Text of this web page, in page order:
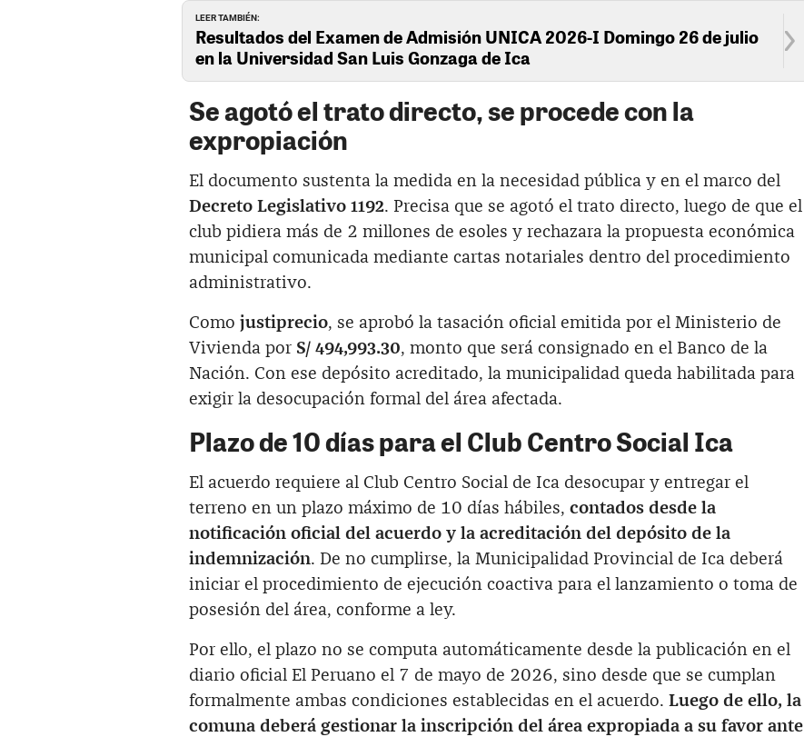
LEER TAMBIÉN:
Resultados del Examen de Admisión UNICA 2026-I Domingo 26 de julio
en la Universidad San Luis Gonzaga de Ica
Se agotó el trato directo, se procede con la
expropiación
El documento sustenta la medida en la necesidad pública y en el marco del
Decreto Legislativo 1192. Precisa que se agotó el trato directo, luego de que el
club pidiera más de 2 millones de esoles y rechazara la propuesta económica
municipal comunicada mediante cartas notariales dentro del procedimiento
administrativo.
Como justiprecio, se aprobó la tasación oficial emitida por el Ministerio de
Vivienda por S/ 494,993.30, monto que será consignado en el Banco de la
Nación. Con ese depósito acreditado, la municipalidad queda habilitada para
exigir la desocupación formal del área afectada.
Plazo de 10 días para el Club Centro Social Ica
El acuerdo requiere al Club Centro Social de Ica desocupar y entregar el
terreno en un plazo máximo de 10 días hábiles, contados desde la
notificación oficial del acuerdo y la acreditación del depósito de la
indemnización. De no cumplirse, la Municipalidad Provincial de Ica deberá
iniciar el procedimiento de ejecución coactiva para el lanzamiento o toma de
posesión del área, conforme a ley.
Por ello, el plazo no se computa automáticamente desde la publicación en el
diario oficial El Peruano el 7 de mayo de 2026, sino desde que se cumplan
formalmente ambas condiciones establecidas en el acuerdo. Luego de ello, la
comuna deberá gestionar la inscripción del área expropiada a su favor ante